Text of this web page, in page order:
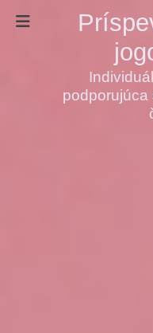
podporujúca